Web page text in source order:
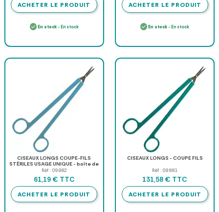
ACHETER LE PRODUIT
En stock- En stock
ACHETER LE PRODUIT
En stock - En stock
CISEAUX LONGS COUPE-FILS
STÉRILES USAGE UNIQUE - boîte de
20
Réf : 09882
61,19 € TTC
ACHETER LE PRODUIT
CISEAUX LONGS - COUPE FILS
Réf : 09881
131,58 € TTC
ACHETER LE PRODUIT